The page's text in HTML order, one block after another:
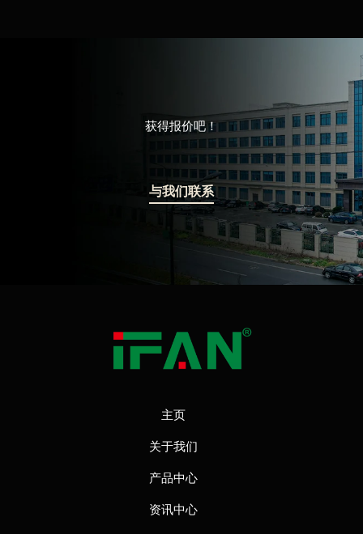
获得报价吧！
与我们联系
主页
关于我们
产品中心
资讯中心